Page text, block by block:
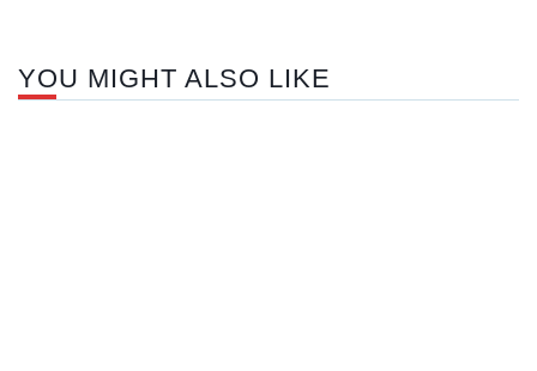
YOU MIGHT ALSO LIKE